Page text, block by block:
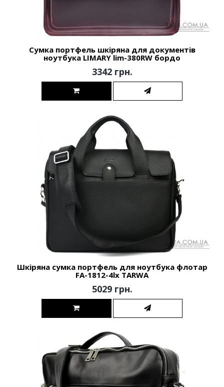
Сумка портфель шкіряна для документів
ноутбука LIMARY lim-380RW бордо
3342 грн.
Шкіряна сумка портфель для ноутбука флотар
FA-1812-4lx TARWA
5029 грн.